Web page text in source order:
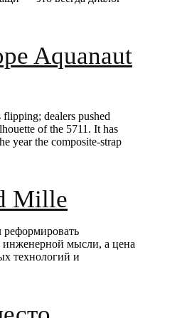
Aquanaut
dealers pushed
of the 5711. It has
year the composite-strap
Mille
реформировать
инженерной мысли, а цена
технологий и